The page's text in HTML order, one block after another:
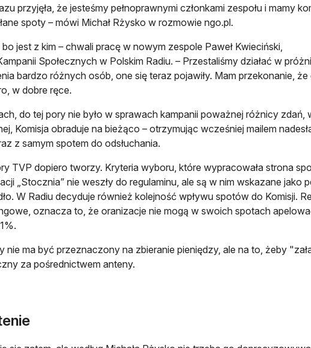
przyjęła, że jesteśmy pełnoprawnymi członkami zespołu i mamy
spoty – mówi Michał Rżysko w rozmowie ngo.pl.
jest z kim – chwali pracę w nowym zespole Paweł Kwieciński,
Społecznych w Polskim Radiu. – Przestaliśmy działać w
bardzo różnych osób, one się teraz pojawiły. Mam przekonanie, że
w dobre ręce.
do tej pory nie było w sprawach kampanii poważnej różnicy zdań,
Komisja obraduje na bieżąco – otrzymując wcześniej mailem
z samym spotem do odsłuchania.
TVP dopiero tworzy. Kryteria wyboru, które wypracowała strona
„Stocznia” nie weszły do regulaminu, ale są w nim wskazane jako
W Radiu decyduje również kolejność wpływu spotów do Komisji.
oznacza to, że oranizacje nie mogą w swoich spotach
nie ma być przeznaczony na zbieranie pieniędzy, ale na to, żeby
za pośrednictwem anteny.